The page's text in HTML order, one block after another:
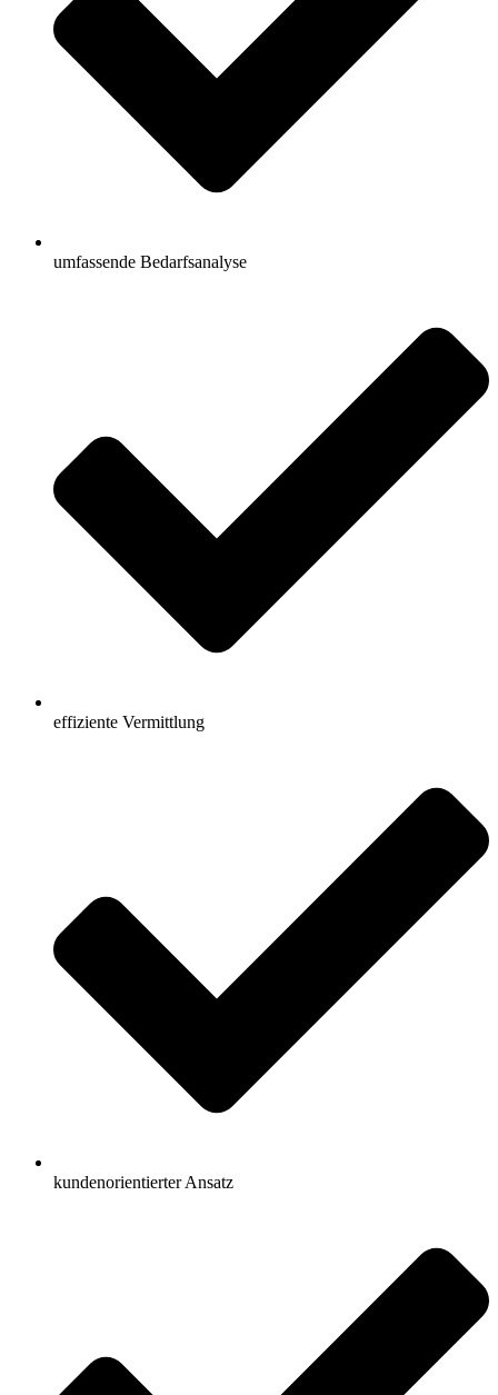
umfassende Bedarfsanalyse
effiziente Vermittlung
kundenorientierter Ansatz